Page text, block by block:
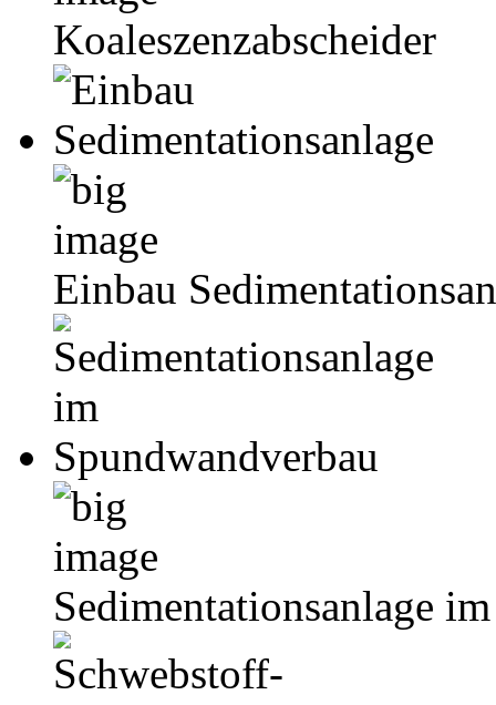
Koaleszenzabscheider
Einbau
Sedimentationsanlage